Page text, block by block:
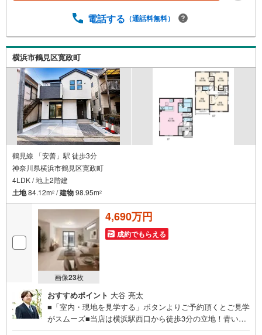
せ、弊社へのご来社等ご相談下さい。○FPによるライフプ
や、住宅ローンのご相談など。○キッズスペースもご用意し
ております○お車の無料提携駐車場がございます詳しくは営
業スタッフよりお伝えさせて頂きます。なんでもお気軽に
お申し付けくださいませ。
電話する （通話料無料）
横浜市鶴見区寛政町
鶴見線 「安善」駅 徒歩3分
神奈川県横浜市鶴見区寛政町
4LDK / 地上2階建
土地84.12m2 /建物98.95m2
画像23枚
4,690万円
成約でもらえる
おすすめポイント 大谷 亮太
■「室内・現地を見学する」ボタンよりご予約頂くとご見学
がスムーズ■当店は横浜駅西口から徒歩3分の立地！青い看